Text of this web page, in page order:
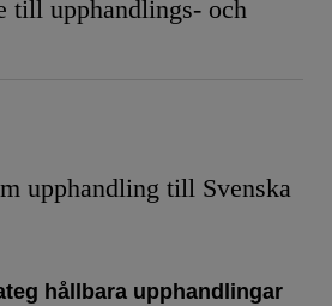
till upphandlings- och
upphandling till Svenska
hållbara upphandlingar